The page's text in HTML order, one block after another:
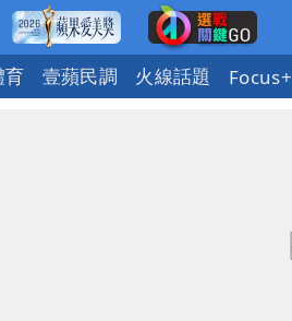
育 壹蘋民調 火線話題 Focus+